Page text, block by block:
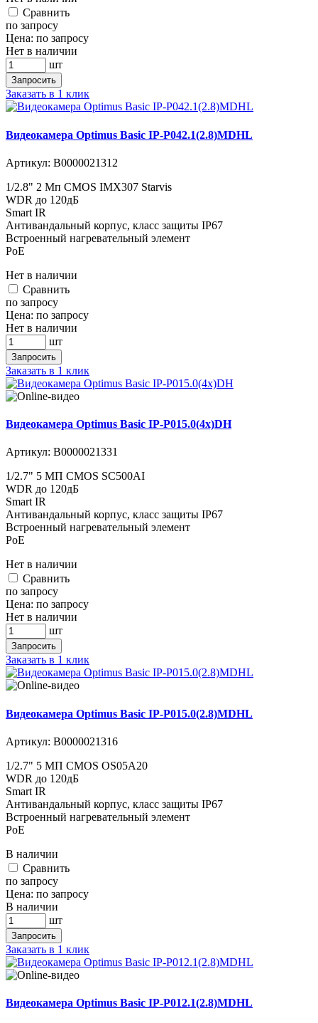
Cравнить
по запросу
Цена: по запросу
Нет в наличии
шт
Запросить
Заказать в 1 клик
Видеокамера Optimus Basic IP-P042.1(2.8)MDHL
Артикул: В0000021312
1/2.8" 2 Мп CMOS IMX307 Starvis
WDR до 120дБ
Smart IR
Антивандальный корпус, класс защиты IР67
Встроенный нагревательный элемент
PoE
Нет в наличии
Cравнить
по запросу
Цена: по запросу
Нет в наличии
шт
Запросить
Заказать в 1 клик
Видеокамера Optimus Basic IP-P015.0(4x)DH
Артикул: В0000021331
1/2.7" 5 МП CMOS SC500AI
WDR до 120дБ
Smart IR
Антивандальный корпус, класс защиты IР67
Встроенный нагревательный элемент
PoE
Нет в наличии
Cравнить
по запросу
Цена: по запросу
Нет в наличии
шт
Запросить
Заказать в 1 клик
Видеокамера Optimus Basic IP-P015.0(2.8)MDHL
Артикул: В0000021316
1/2.7" 5 МП CMOS OS05A20
WDR до 120дБ
Smart IR
Антивандальный корпус, класс защиты IР67
Встроенный нагревательный элемент
PoE
В наличии
Cравнить
по запросу
Цена: по запросу
В наличии
шт
Запросить
Заказать в 1 клик
Видеокамера Optimus Basic IP-P012.1(2.8)MDHL